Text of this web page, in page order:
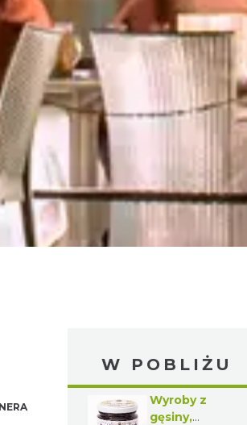
W POBLIŻU
Wyroby z
gęsiny,